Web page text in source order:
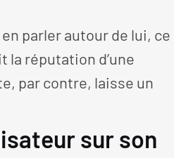
parler autour de lui, ce
réputation d’une
par contre, laisse un
sur son